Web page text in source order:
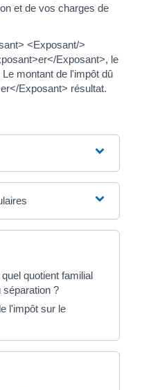
et de vos charges de
<Exposant/>
Exposant>, le
montant de l'impôt dû
Exposant> résultat.
quotient familial
?
l'impôt sur le